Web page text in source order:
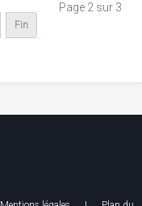
Page 2 sur 3
Fin